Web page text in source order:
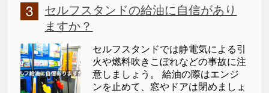
セルフスタンドの給油に自信があり
ますか？
セルフスタンドでは静電気による引
火や燃料吹きこぼれなどの事故に注
意しましょう。 給油の際はエンジ
ンを止めて、窓やドアは閉めましょ